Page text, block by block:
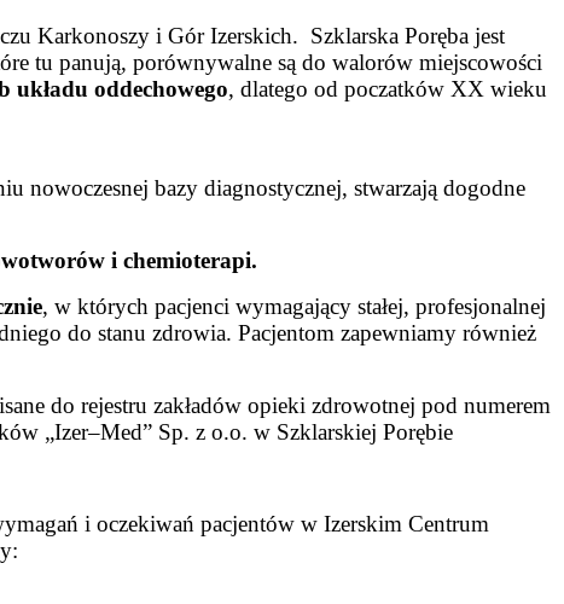
Karkonoszy i Gór Izerskich. Szklarska Poręba jest
tu panują, porównywalne są do walorów miejscowości
układu oddechowego, dlatego od poczatków XX wieku
nowoczesnej bazy diagnostycznej, stwarzają dogodne
i chemioterapi.
, w których pacjenci wymagający stałej, profesjonalnej
do stanu zdrowia. Pacjentom zapewniamy również
do rejestru zakładów opieki zdrowotnej pod numerem
„Izer–Med” Sp. z o.o. w Szklarskiej Porębie
i oczekiwań pacjentów w Izerskim Centrum